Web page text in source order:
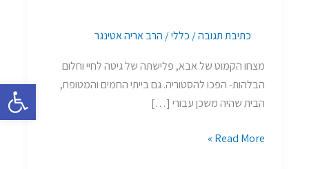
פתח
כתיבת תגובה/ כללי/ הרב אריה אטינגר
מצחו הקמוט של אבא, פלישתה של גיטה לחיי וחלום
הבלהות- הפכו להסטוריה. גם בייתי החמים והמטופח,
הבית שהיה משכן עבורי […]
אטינגר
Read More »